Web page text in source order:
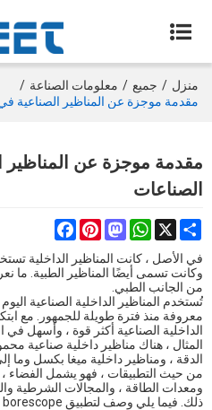
منزل / جميع / معلومات الصناعة /
مقدمة موجزة عن المناظير الصناعية
مقدمة موجزة عن
الصناعات
Share
FacebookPinterest
Mastodon
WhatsApp X
في الأصل ، كانت المناظير الداخلية
وكانت تسمى أيضًا المناظير الطبية. ما
من الجانب الطبي.
تُستخدم المناظير الداخلية الصناعية
معروفة منذ فترة طويلة للجمهور. مع
الداخلية الصناعية أكثر قوة ، وأسهل في
المثال ، هناك مناظير داخلية صناعية
الدقة ، ومناظير داخلية ميغا بكسل وما
من حيث التطبيقات ، فهو يشمل الفضاء ،
ومعدات الطاقة ، والمجالات الشرطية
ذلك. فيما يلي وصف لتطبيق borescope الصناعي في بعض الصناعات.